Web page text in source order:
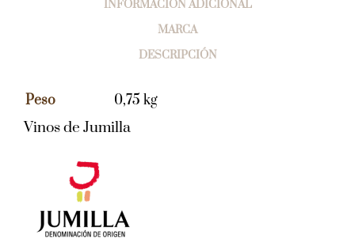
INFORMACIÓN ADICIONAL
MARCA
DESCRIPCIÓN
Peso 0,75 kg
Vinos de Jumilla